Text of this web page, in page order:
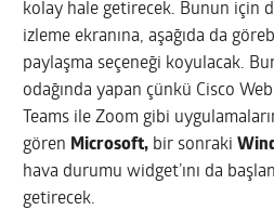
kolay hale getirecek. Bunun için
izleme ekranına, aşağıda da
paylaşma seçeneği koyulacak.
odağında yapan çünkü Cisco
Teams ile Zoom gibi
gören Microsoft, bir sonraki
hava durumu widget’ını da
getirecek.